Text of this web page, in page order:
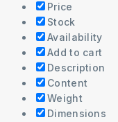
Price
Stock
Availability
Add to cart
Description
Content
Weight
Dimensions